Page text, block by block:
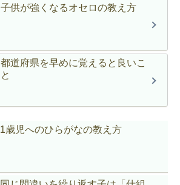
子供が強くなるオセロの教え方
都道府県を早めに覚えると良いこ
と
1歳児へのひらがなの教え方